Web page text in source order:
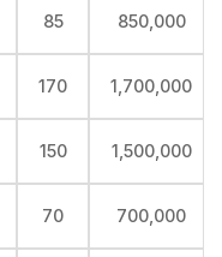
85 850,000
170 1,700,000
150 1,500,000
70 700,000